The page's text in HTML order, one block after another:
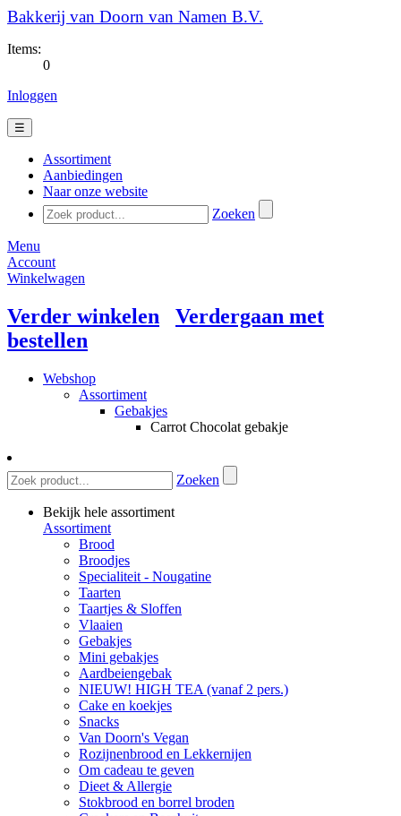
Bakkerij van Doorn van Namen B.V.
Items:
0
Inloggen
☰
Assortiment
Aanbiedingen
Naar onze website
Zoeken
Menu
Account
Winkelwagen
Verder winkelen
Verdergaan met
bestellen
Webshop
Assortiment
Gebakjes
Carrot Chocolat gebakje
Zoeken
Bekijk hele assortiment
Assortiment
Brood
Broodjes
Specialiteit - Nougatine
Taarten
Taartjes & Sloffen
Vlaaien
Gebakjes
Mini gebakjes
Aardbeiengebak
NIEUW! HIGH TEA (vanaf 2 pers.)
Cake en koekjes
Snacks
Van Doorn's Vegan
Rozijnenbrood en Lekkernijen
Om cadeau te geven
Dieet & Allergie
Stokbrood en borrel broden